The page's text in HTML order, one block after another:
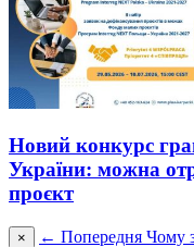
Новий конкурс
України: можна
проєкт
× ← Попередня Чому